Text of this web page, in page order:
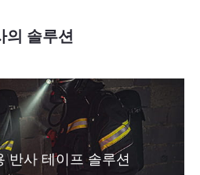
의 솔루션
반사 테이프 솔루션